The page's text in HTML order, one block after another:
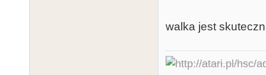
walka jest